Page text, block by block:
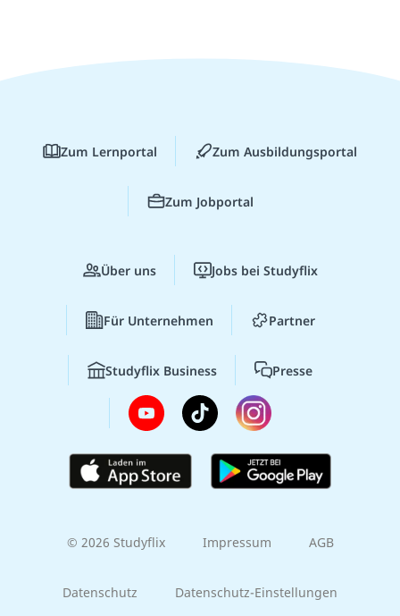
Zum Lernportal Zum Ausbildungsportal
Zum Jobportal
Über uns Jobs bei Studyflix
Für Unternehmen Partner
Studyflix Business Presse
© 2026 Studyflix Impressum AGB
Datenschutz Datenschutz-Einstellungen